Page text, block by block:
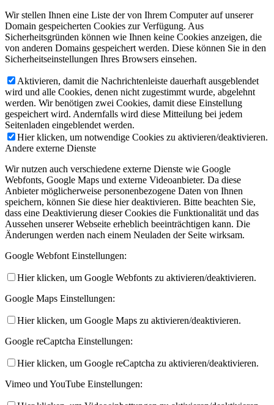
Wir stellen Ihnen eine Liste der von Ihrem Computer auf unserer
Domain gespeicherten Cookies zur Verfügung. Aus
Sicherheitsgründen können wie Ihnen keine Cookies anzeigen, die
von anderen Domains gespeichert werden. Diese können Sie in den
Sicherheitseinstellungen Ihres Browsers einsehen.
Aktivieren, damit die Nachrichtenleiste dauerhaft ausgeblendet
wird und alle Cookies, denen nicht zugestimmt wurde, abgelehnt
werden. Wir benötigen zwei Cookies, damit diese Einstellung
gespeichert wird. Andernfalls wird diese Mitteilung bei jedem
Seitenladen eingeblendet werden.
Hier klicken, um notwendige Cookies zu aktivieren/deaktivieren.
Andere externe Dienste
Wir nutzen auch verschiedene externe Dienste wie Google
Webfonts, Google Maps und externe Videoanbieter. Da diese
Anbieter möglicherweise personenbezogene Daten von Ihnen
speichern, können Sie diese hier deaktivieren. Bitte beachten Sie,
dass eine Deaktivierung dieser Cookies die Funktionalität und das
Aussehen unserer Webseite erheblich beeinträchtigen kann. Die
Änderungen werden nach einem Neuladen der Seite wirksam.
Google Webfont Einstellungen:
Hier klicken, um Google Webfonts zu aktivieren/deaktivieren.
Google Maps Einstellungen:
Hier klicken, um Google Maps zu aktivieren/deaktivieren.
Google reCaptcha Einstellungen:
Hier klicken, um Google reCaptcha zu aktivieren/deaktivieren.
Vimeo und YouTube Einstellungen: